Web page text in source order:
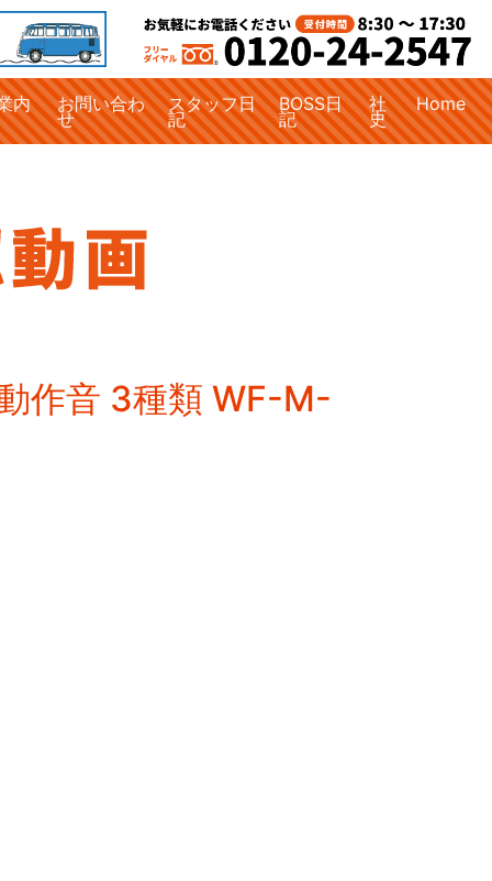
内 お問い合わ
せ
スタッフ日
記
BOSS日
記
社
史
Home
作音 3種類 WF-M-